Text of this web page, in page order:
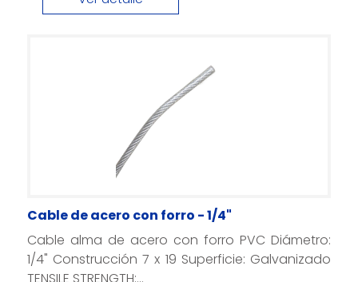
Cable de acero con forro - 1/4"
Cable alma de acero con forro PVC Diámetro:
1/4" Construcción 7 x 19 Superficie: Galvanizado